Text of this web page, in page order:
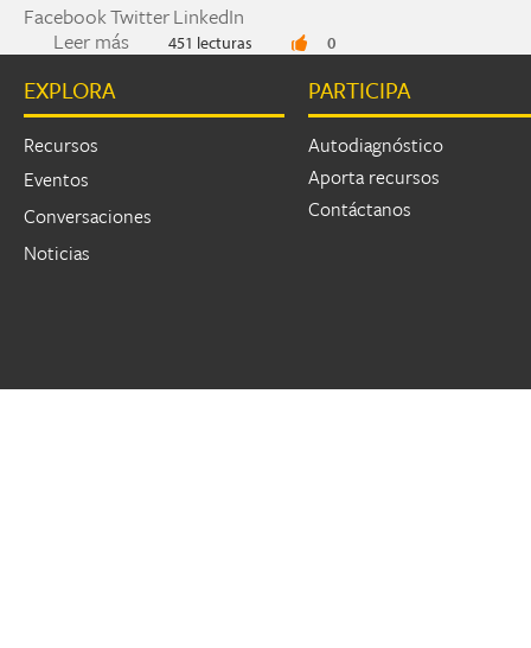
FacebookTwitterLinkedIn
Leer más sobre WALKING THE LINE BETWEEN
451 lecturas 0
Páginas
EXPLORA
Recursos
Eventos
Conversaciones
Noticias
PARTICIPA
Autodiagnóstico
Aporta recursos
Contáctanos